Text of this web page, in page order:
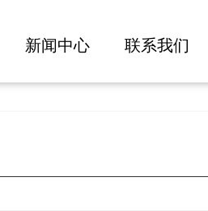
新闻中心 联系我们